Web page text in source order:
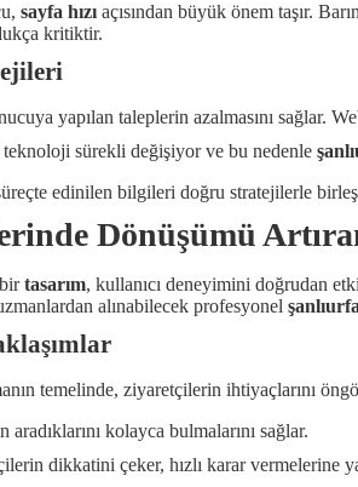
sayfa hızı açısından büyük önem taşır.
kritiktir.
yapılan taleplerin azalmasını sağlar.
teknoloji sürekli değişiyor ve bu nedenle
edinilen bilgileri doğru stratejilerle
Dönüşümü
tasarım, kullanıcı deneyimini doğrudan
alınabilecek profesyonel
temelinde, ziyaretçilerin ihtiyaçlarını
aradıklarını kolayca bulmalarını sağlar.
dikkatini çeker, hızlı karar vermelerine